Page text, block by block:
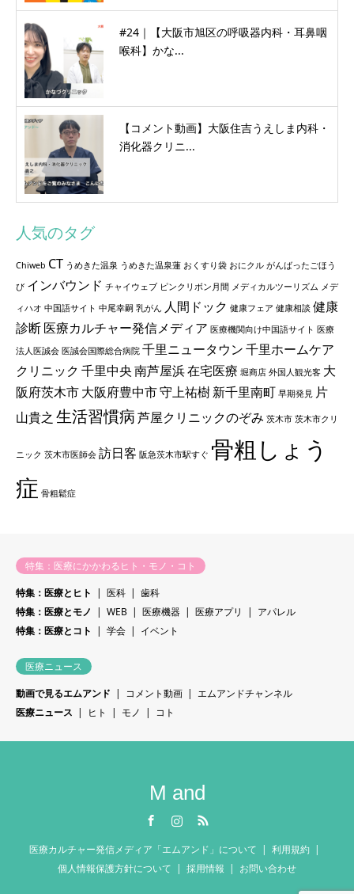
#24｜【大阪市旭区の呼吸器内科・耳鼻咽
喉科】かな...
【コメント動画】大阪住吉うえしま内科・
消化器クリニ...
人気のタグ
Chiweb CT うめきた温泉 うめきた温泉蓮 おくすり袋 おにクル がんばったごほう
び インバウンド チャイウェブ ピンクリボン月間 メディカルツーリズム メデ
ィハオ 中国語サイト 中尾幸嗣 乳がん 人間ドック 健康フェア 健康相談 健康
診断医療カルチャー発信メディア 医療機関向け中国語サイト 医療
法人医誠会 医誠会国際総合病院 千里ニュータウン千里ホームケア
クリニック 千里中央南芦屋浜在宅医療 堀商店 外国人観光客 大
阪府茨木市大阪府豊中市守上祐樹新千里南町 早期発見 片
山貴之 生活習慣病芦屋クリニックのぞみ 茨木市 茨木市クリ
ニック 茨木市医師会 訪日客 阪急茨木市駅すぐ 骨粗しょう
症 骨粗鬆症
特集：医療にかかわるヒト・モノ・コト
特集：医療とヒト
医科
歯科
特集：医療とモノ
WEB 医療機器 医療アプリ
アパレル
特集：医療とコト
学会 イベント
医療ニュース
動画で見るエムアンド
コメント動画
エムアンドチャンネル
医療ニュース
ヒト モノ コト
M and
医療カルチャー発信メディア「エムアンド」について
利用規約
個人情報保護方針について
採用情報 お問い合わせ